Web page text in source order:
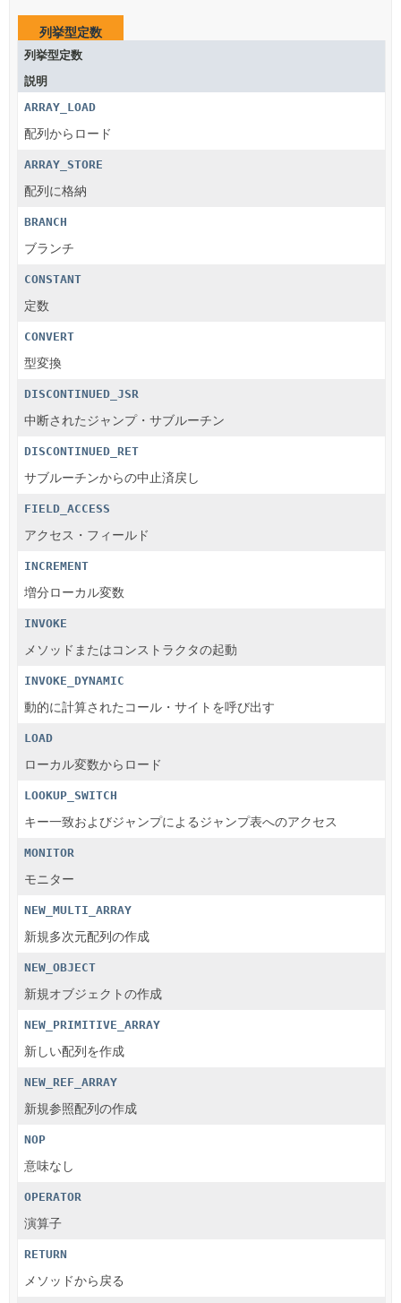
列挙型定数
列挙型定数
説明
ARRAY_LOAD
配列からロード
ARRAY_STORE
配列に格納
BRANCH
ブランチ
CONSTANT
定数
CONVERT
型変換
DISCONTINUED_JSR
中断されたジャンプ・サブルーチン
DISCONTINUED_RET
サブルーチンからの中止済戻し
FIELD_ACCESS
アクセス・フィールド
INCREMENT
増分ローカル変数
INVOKE
メソッドまたはコンストラクタの起動
INVOKE_DYNAMIC
動的に計算されたコール・サイトを呼び出す
LOAD
ローカル変数からロード
LOOKUP_SWITCH
キー一致およびジャンプによるジャンプ表へのアクセス
MONITOR
モニター
NEW_MULTI_ARRAY
新規多次元配列の作成
NEW_OBJECT
新規オブジェクトの作成
NEW_PRIMITIVE_ARRAY
新しい配列を作成
NEW_REF_ARRAY
新規参照配列の作成
NOP
意味なし
OPERATOR
演算子
RETURN
メソッドから戻る